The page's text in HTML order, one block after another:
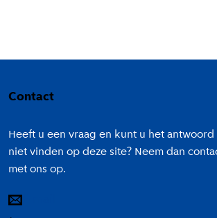
Contact
Heeft u een vraag en kunt u het antwoord
niet vinden op deze site? Neem dan
met ons op.